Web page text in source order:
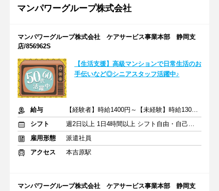
マンパワーグループ株式会社
マンパワーグループ株式会社 ケアサービス事業本部 静岡支
店/856962S
【生活支援】高級マンションで日常生活のお
手伝いなど◎シニアスタッフ活躍中♪
給与
【経験者】時給1400円～【未経験】時給1300円～ ※交通費全額
シフト
週2日以上 1日4時間以上 シフト自由・自己申告
雇用形態
派遣社員
アクセス
本吉原駅
マンパワーグループ株式会社 ケアサービス事業本部 静岡支